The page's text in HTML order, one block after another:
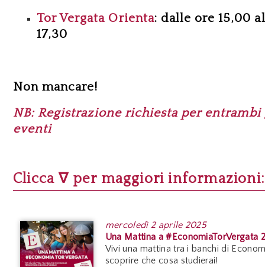
Tor Vergata Orienta: dalle ore 15,00
17,30
Non mancare!
NB: Registrazione richiesta per entrambi
eventi
Clicca∇ per maggiori informazioni:
mercoledì2 aprile 2025
Una Mattina a #EconomiaTorVergata
Vivi una mattina tra i banchi di
scoprire che cosa studierai!